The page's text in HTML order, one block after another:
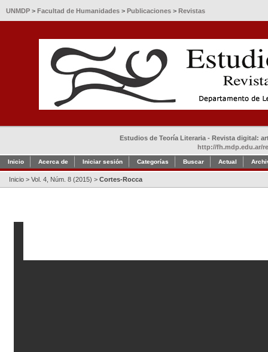
UNMDP > Facultad de Humanidades > Publicaciones > Revistas
Estudios de Teoría Literaria - Revista digital:
http://fh.mdp.edu.ar/
Inicio Acerca de Iniciar sesión Categorías Buscar Actual
Inicio > Vol. 4, Núm. 8 (2015) > Cortes-Rocca